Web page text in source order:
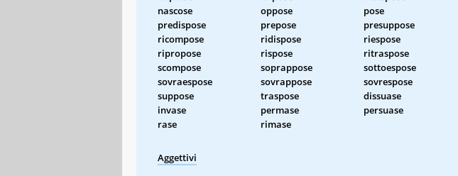
nascose
oppose pose
predispose
prepose presuppose
ricompose
ridispose riespose
ripropose
rispose ritraspose
scompose
soprappose sottoespose
sovraespose
sovrappose sovrespose
suppose
traspose dissuase
invase
permase persuase
rase
rimase
Aggettivi